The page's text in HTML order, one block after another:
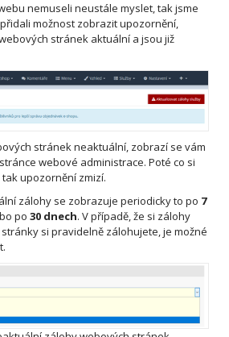
nemuseli neustále myslet, tak jsme
možnost zobrazit upozornění,
stránek aktuální a jsou již
stránek neaktuální, zobrazí se vám
webové administrace. Poté co si
upozornění zmizí.
zálohy se zobrazuje periodicky to po 7
po 30 dnech. V případě, že si zálohy
si pravidelně zálohujete, je možné